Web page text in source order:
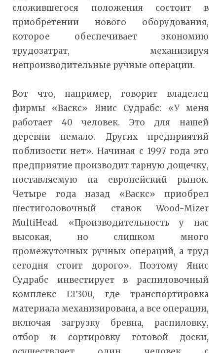
сложившегося положения состоит в
приобретении нового оборудования,
которое обеспечивает экономию
трудозатрат, механизируя
непроизводительные ручные операции.
Вот что, например, говорит владелец
фирмы «Васкс» Янис Судрабс: «У меня
работает 40 человек. Это для нашей
деревни немало. Других предприятий
поблизости нет». Начиная с 1997 года это
предприятие производит тарную дощечку,
поставляемую на европейский рынок.
Четыре года назад «Васкс» приобрел
шестиголовочный станок Wood-Mizer
MultiHead. «Производительность у нас
высокая, но слишком много
промежуточных ручных операций, а труд
сегодня стоит дорого». Поэтому Янис
Судрабс инвестирует в распиловочный
комплекс LT300, где транспортировка
материала механизирована, а все операции,
включая загрузку бревна, распиловку,
отбор и сортировку готовой доски,